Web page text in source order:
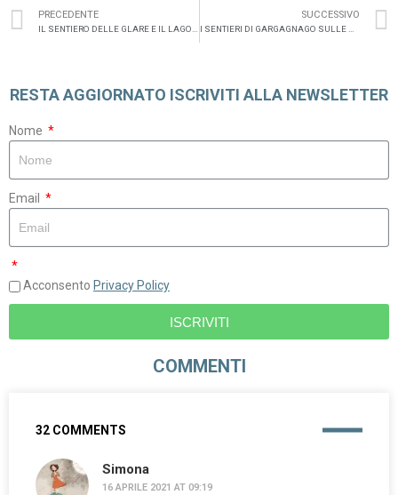
PRECEDENTE
IL SENTIERO DELLE GLARE E IL LAGO DI TOVEL
SUCCESSIVO
I SENTIERI DI GARGAGNAGO SULLE ORME DI DANTE
RESTA AGGIORNATO ISCRIVITI ALLA NEWSLETTER
Nome
Email
Acconsento Privacy Policy
ISCRIVITI
COMMENTI
32 COMMENTS
Simona
16 APRILE 2021 AT 09:19